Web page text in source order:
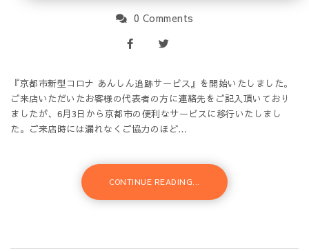
0 Comments
『京都市新型コロナ あんしん追跡サービス』を開始いたしました。
ご来店いただいたお客様の代表者の方に連絡先をご記入頂いており
ましたが、6月3日から京都市の便利なサービスに移行いたしまし
た。ご来店時には漏れなくご協力のほど…
CONTINUE READING...